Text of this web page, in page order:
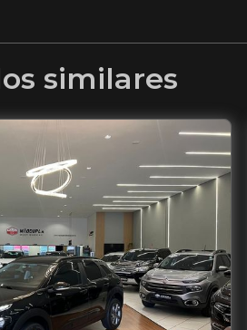
similares